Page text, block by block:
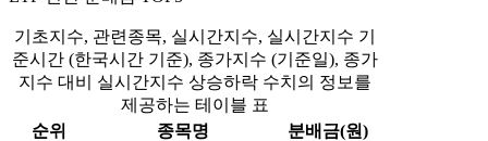
기초지수, 관련종목, 실시간지수, 실시간지수 기
준시간 (한국시간 기준), 종가지수 (기준일), 종가
지수 대비 실시간지수 상승하락 수치의 정보를
제공하는 테이블 표
순위
종목명 분배금(원)